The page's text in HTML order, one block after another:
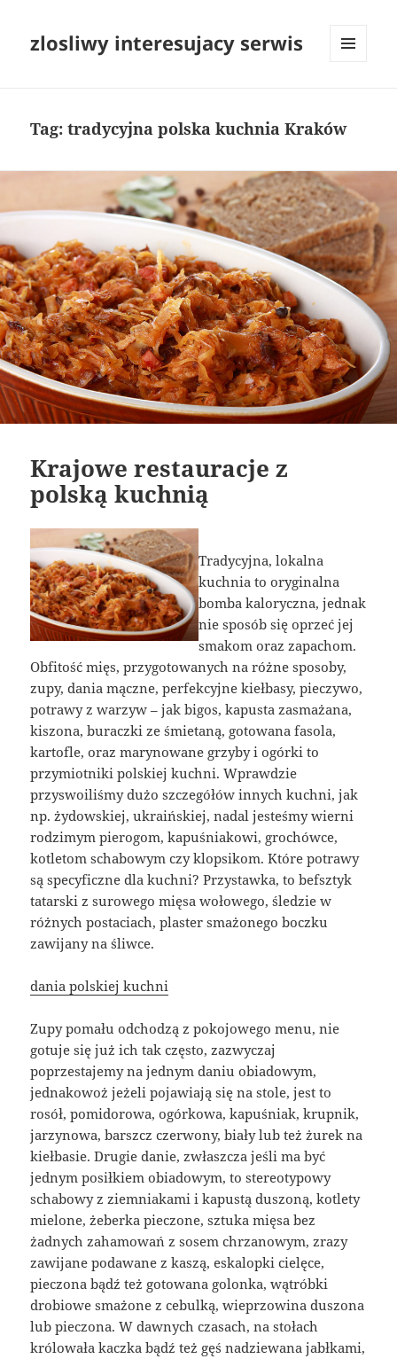
zlosliwy interesujacy serwis
Tag:tradycyjna polska kuchnia Kraków
Krajowe restauracje z
polską kuchnią
Tradycyjna, lokalna
kuchnia to oryginalna
bomba kaloryczna, jednak
nie sposób się oprzeć jej
smakom oraz zapachom.
Obfitość mięs, przygotowanych na różne sposoby,
zupy, dania mączne, perfekcyjne kiełbasy, pieczywo,
potrawy z warzyw – jak bigos, kapusta zasmażana,
kiszona, buraczki ze śmietaną, gotowana fasola,
kartofle, oraz marynowane grzyby i ogórki to
przymiotniki polskiej kuchni. Wprawdzie
przyswoiliśmy dużo szczegółów innych kuchni, jak
np. żydowskiej, ukraińskiej, nadal jesteśmy wierni
rodzimym pierogom, kapuśniakowi, grochówce,
kotletom schabowym czy klopsikom. Które potrawy
są specyficzne dla kuchni? Przystawka, to befsztyk
tatarski z surowego mięsa wołowego, śledzie w
różnych postaciach, plaster smażonego boczku
zawijany na śliwce.
dania polskiej kuchni
Zupy pomału odchodzą z pokojowego menu, nie
gotuje się już ich tak często, zazwyczaj
poprzestajemy na jednym daniu obiadowym,
jednakowoż jeżeli pojawiają się na stole, jest to
rosół, pomidorowa, ogórkowa, kapuśniak, krupnik,
jarzynowa, barszcz czerwony, biały lub też żurek na
kiełbasie. Drugie danie, zwłaszcza jeśli ma być
jednym posiłkiem obiadowym, to stereotypowy
schabowy z ziemniakami i kapustą duszoną, kotlety
mielone, żeberka pieczone, sztuka mięsa bez
żadnych zahamowań z sosem chrzanowym, zrazy
zawijane podawane z kaszą, eskalopki cielęce,
pieczona bądź też gotowana golonka, wątróbki
drobiowe smażone z cebulką, wieprzowina duszona
lub pieczona. W dawnych czasach, na stołach
królowała kaczka bądź też gęś nadziewana jabłkami,